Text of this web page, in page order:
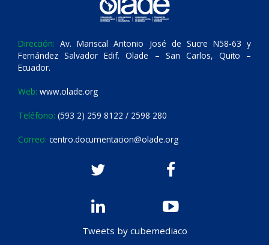
Dirección: Av. Mariscal Antonio José de Sucre N58-63 y
Fernández Salvador Edif. Olade – San Carlos, Quito –
Ecuador.
Web: www.olade.org
Teléfono: (593 2) 259 8122 / 2598 280
Correo: centro.documentacion@olade.org
Tweets by cubemediaco